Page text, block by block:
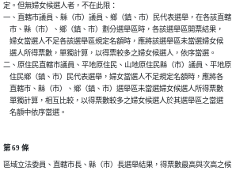
定。但無婦女候選人者，不在此限：
一、直轄市議員、縣（市）議員、鄉（鎮、市）民代表選舉，在各該直轄
    市、縣（市）、鄉（鎮、市）劃分選舉區時，各該選舉區開票結果，
    婦女當選人不足各該選舉區規定名額時，應將該選舉區未當選婦女候
    選人所得票數，單獨計算，以得票較多之婦女候選人，依序當選。
二、原住民直轄市議員、平地原住民、山地原住民縣（市）議員、平地原
    住民鄉（鎮、市）民代表選舉，婦女當選人不足規定名額時，應將各
    直轄市、縣（市）、鄉（鎮、市）選舉區未當選婦女候選人所得票數
    單獨計算，相互比較，以得票數較多之婦女候選人於其選舉區之當選
    名額中依序當選。
第 69 條
區域立法委員、直轄市長、縣（市）長選舉結果，得票數最高與次高之候